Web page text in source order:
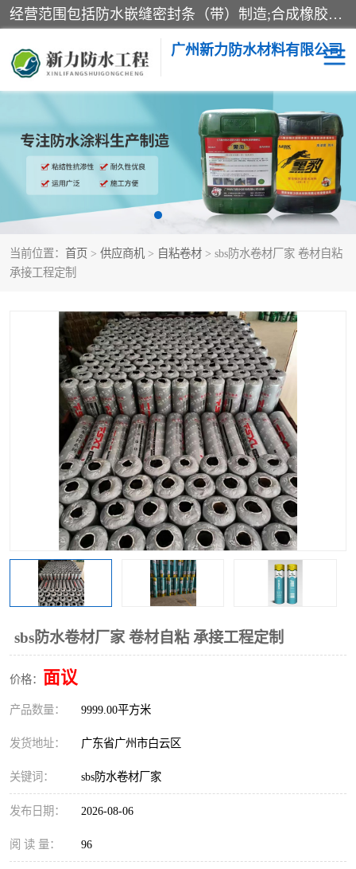
经营范围包括防水嵌缝密封条（带）制造;合成橡胶制造（监控化学品、危险化学品除外）;沥青混合物制造;防水胶粘带制造;其他合成材料制造（监控化学品、危险化学品除外）;涂料制造（监控化学品、危险化学品除外）;建筑结构防水补漏;防水建筑材料制造;粘合剂制造（监控化学品、危险化学品除外）;涂料零售;广州新力防水材料有限公司具有1处分支机构。
广州新力防水材料有限公司
当前位置： 首页 > 供应商机 > 自粘卷材 > sbs防水卷材厂家 卷材自粘
承接工程定制
sbs防水卷材厂家 卷材自粘 承接工程定制
价格： 面议
产品数量： 9999.00平方米
发货地址： 广东省广州市白云区
关键词： sbs防水卷材厂家
发布日期： 2026-08-06
阅 读 量： 96
黑豹防水胶 建筑108胶水
乳化沥青防水涂料 自粘卷材
非固化橡胶防水涂料